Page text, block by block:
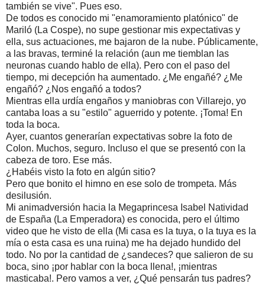
también se vive". Pues eso.
De todos es conocido mi "enamoramiento platónico" de
Mariló (La Cospe), no supe gestionar mis expectativas y
ella, sus actuaciones, me bajaron de la nube. Públicamente,
a las bravas, terminé la relación (aun me tiemblan las
neuronas cuando hablo de ella). Pero con el paso del
tiempo, mi decepción ha aumentado. ¿Me engañé? ¿Me
engañó? ¿Nos engañó a todos?
Mientras ella urdía engaños y maniobras con Villarejo, yo
cantaba loas a su "estilo" aguerrido y potente. ¡Toma! En
toda la boca.
Ayer, cuantos generarían expectativas sobre la foto de
Colon. Muchos, seguro. Incluso el que se presentó con la
cabeza de toro. Ese más.
¿Habéis visto la foto en algún sitio?
Pero que bonito el himno en ese solo de trompeta. Más
desilusión.
Mi animadversión hacia la Megaprincesa Isabel Natividad
de España (La Emperadora) es conocida, pero el último
video que he visto de ella (Mi casa es la tuya, o la tuya es la
mía o esta casa es una ruina) me ha dejado hundido del
todo. No por la cantidad de ¿sandeces? que salieron de su
boca, sino ¡por hablar con la boca llena!, ¡mientras
masticaba!. Pero vamos a ver, ¿Qué pensarán tus padres?